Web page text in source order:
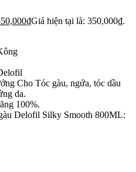
₫Giá hiện tại là: 350,000₫.
Cho Tóc gàu, ngứa, tóc dầu
da.
100%.
Delofil Silky Smooth 800ML: